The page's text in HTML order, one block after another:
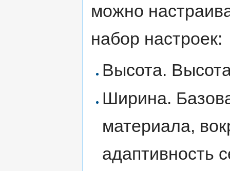
можно
набор настроек:
Высота.
Ширина.
материала,
адаптивность